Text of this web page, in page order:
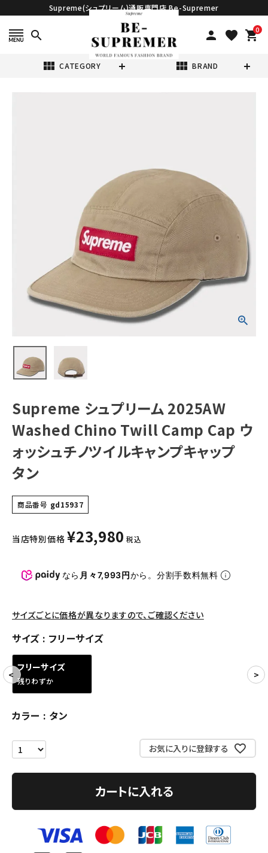
Supreme(シュプリーム)通販専門店 Be-Supremer
search person favorite 0
shopping_cart
view_module CATEGORY view_module BRAND
Cap ウォッシュチ
ノツイルキャンプ
キャップ タン
NEW ITEMS
Tシャツ・ロングスリーブ
パーカー・トレーナー
キャップ・ハット
ニット帽・ビーニー
バックパック・リュック
その他バッグ類
スニーカー・ブーツ
パンツ・ショーツ
SEASON
CONTENTS
ACCOUNT MENU
Follow us
Supreme シュプリーム 2025AW
Washed Chino Twill Camp Cap ウ
ォッシュチノツイルキャンプキャップ
タン
商品番号 gd15937
当店特別価格 ¥23,980 税込
なら 月々7,993円から。分割手数料無料
サイズごとに価格が異なりますので、ご確認ください
サイズ フリーサイズ
フリーサイズ
残りわずか
カラー タン
お気に入りに登録する
カートに入れる